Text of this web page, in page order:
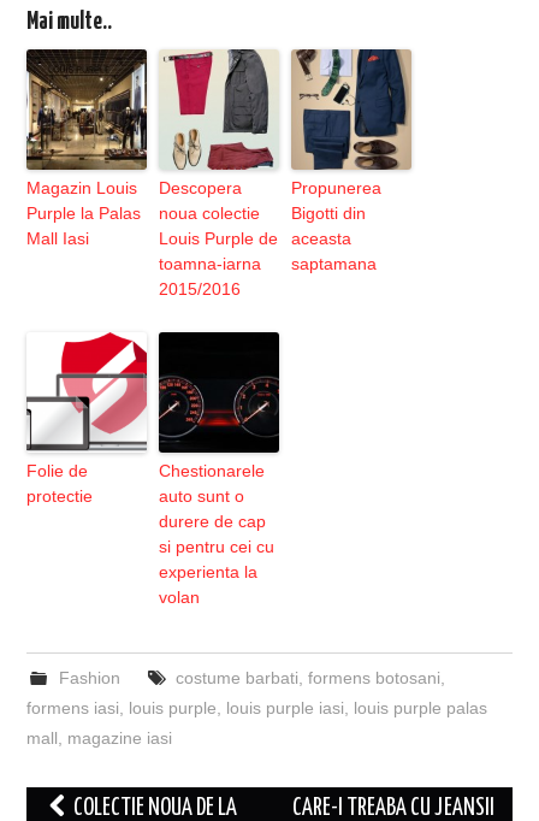
Mai multe..
Magazin Louis
Purple la Palas
Mall Iasi
Descopera
noua colectie
Louis Purple de
toamna-iarna
2015/2016
Propunerea
Bigotti din
aceasta
saptamana
Folie de
protectie
Chestionarele
auto sunt o
durere de cap
si pentru cei cu
experienta la
volan
Fashion costume barbati formens botosani
formens iasi
louis purple louis purple iasi
louis purple palas
mall
magazine iasi
Post COLECTIE NOUA DE LA
CARE-I TREABA CU JEANSII